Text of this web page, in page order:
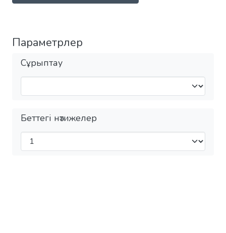
Параметрлер
Сұрыптау
Беттегі нәтижелер